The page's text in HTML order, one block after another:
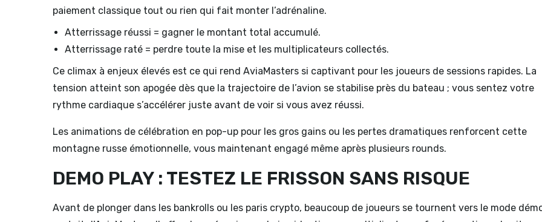
paiement classique tout ou rien qui fait monter l’adrénaline.
Atterrissage réussi = gagner le montant total accumulé.
Atterrissage raté = perdre toute la mise et les multiplicateurs collectés.
Ce climax à enjeux élevés est ce qui rend AviaMasters si captivant pour les joueurs de sessions rapides. La
tension atteint son apogée dès que la trajectoire de l’avion se stabilise près du bateau ; vous sentez votre
rythme cardiaque s’accélérer juste avant de voir si vous avez réussi.
Les animations de célébration en pop-up pour les gros gains ou les pertes dramatiques renforcent cette
montagne russe émotionnelle, vous maintenant engagé même après plusieurs rounds.
DEMO PLAY : TESTEZ LE FRISSON SANS RISQUE
Avant de plonger dans les bankrolls ou les paris crypto, beaucoup de joueurs se tournent vers le mode